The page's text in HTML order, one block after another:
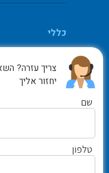
צריך עזרה?
יחזור אליך
שם
טלפון
כללי
איך משתמשים באתר
צור קשר
Israel Hotels
הצהרת נגישות